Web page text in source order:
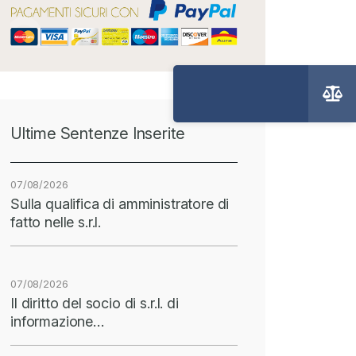
Ultime Sentenze Inserite
07/08/2026
Sulla qualifica di amministratore di
fatto nelle s.r.l.
07/08/2026
Il diritto del socio di s.r.l. di
informazione…